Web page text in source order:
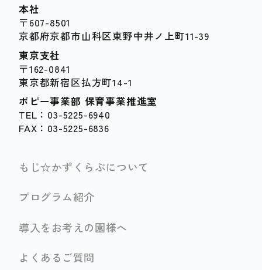
本社
〒607-8501
京都府京都市山科区東野中井ノ上町11-39
東京支社
〒162-0841
東京都新宿区払方町14-1
ポピー事業部 保育事業推進室
TEL：03-5225-6940
FAX：03-5225-6836
もじ☆かずくらぶについて
プログラム紹介
導入をお考えの園様へ
よくあるご質問